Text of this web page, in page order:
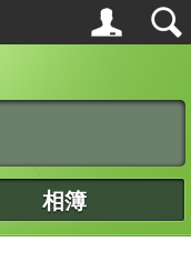
相簿